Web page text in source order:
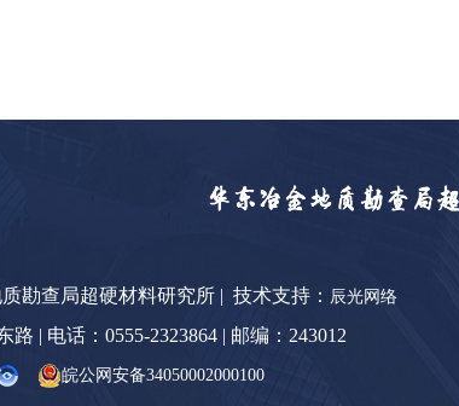
勘查局超硬材料研究所 | 技术支持： 辰光网络
| 电话：0555-2323864 | 邮编：243012
皖公网安备34050002000100